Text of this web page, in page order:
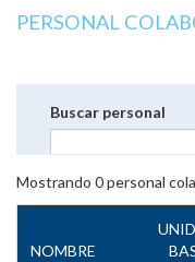
PERSONAL
Buscar personal
Mostrando 0personal
NOMBRE